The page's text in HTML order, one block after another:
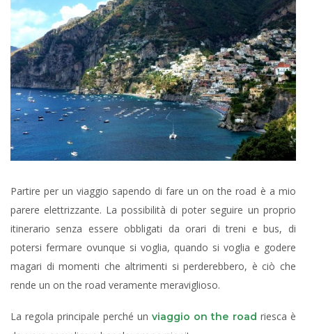
Partire per un viaggio sapendo di fare un on the road è a mio
parere elettrizzante. La possibilità di poter seguire un proprio
itinerario senza essere obbligati da orari di treni e bus, di
potersi fermare ovunque si voglia, quando si voglia e godere
magari di momenti che altrimenti si perderebbero, è ciò che
rende un on the road veramente meraviglioso.
La regola principale perché unviaggio on the road riesca è